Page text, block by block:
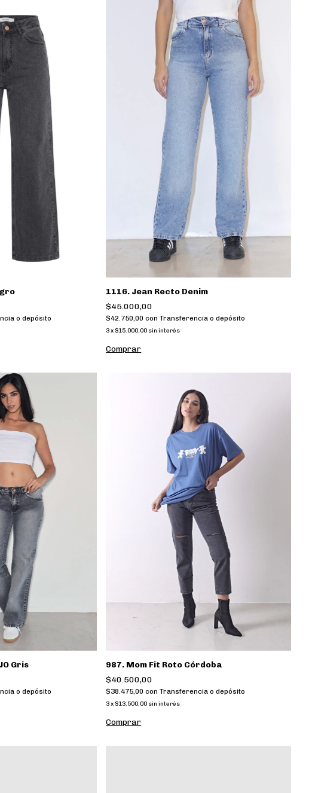
o depósito
1116. Jean Recto Denim
$45.000,00
$42.750,00con Transferencia o depósito
3x $15.000,00 sin interés
Comprar
Gris
o depósito
987. Mom Fit Roto Córdoba
$40.500,00
$38.475,00con Transferencia o depósito
3x $13.500,00 sin interés
Comprar